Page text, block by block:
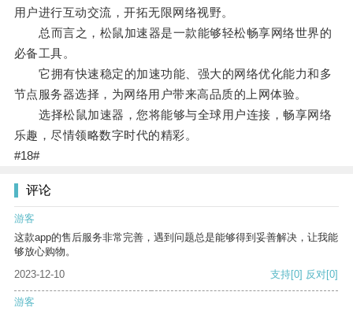
用户进行互动交流，开拓无限网络视野。
总而言之，松鼠加速器是一款能够轻松畅享网络世界的
必备工具。
它拥有快速稳定的加速功能、强大的网络优化能力和多
节点服务器选择，为网络用户带来高品质的上网体验。
选择松鼠加速器，您将能够与全球用户连接，畅享网络
乐趣，尽情领略数字时代的精彩。
#18#
评论
游客
这款app的售后服务非常完善，遇到问题总是能够得到妥善解决，让我能
够放心购物。
2023-12-10
支持[0] 反对[0]
游客